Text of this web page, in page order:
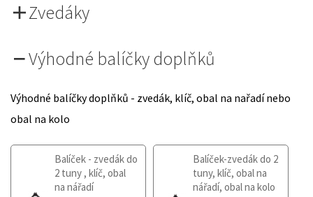
Zvedáky
Výhodné balíčky doplňků
Výhodné balíčky doplňků - zvedák, klíč, obal na nařadí nebo
obal na kolo
Balíček - zvedák do
2 tuny , klíč, obal
na nářadí
Balíček-zvedák do 2
tuny, klíč, obal na
nářadí, obal na kolo